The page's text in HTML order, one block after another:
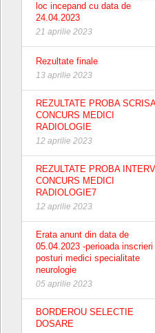
loc incepand cu data de
24.04.2023
21 aprilie 2023
Rezultate finale
13 aprilie 2023
REZULTATE PROBA SCRISA
CONCURS MEDICI
RADIOLOGIE
12 aprilie 2023
REZULTATE PROBA
CONCURS MEDICI
RADIOLOGIE7
12 aprilie 2023
Erata anunt din data de
05.04.2023 -perioada inscrieri
posturi medici specialitate
neurologie
05 aprilie 2023
BORDEROU SELECTIE
DOSARE